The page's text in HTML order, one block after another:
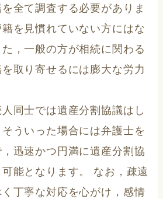
全て調査する必要がありま
を見慣れていない方にはな
，一般の方が相続に関わる
取り寄せるには膨大な労力
同士では遺産分割協議はし
ういった場合には弁護士を
迅速かつ円満に遺産分割協
能となります。 なお，疎遠
丁寧な対応を心がけ，感情